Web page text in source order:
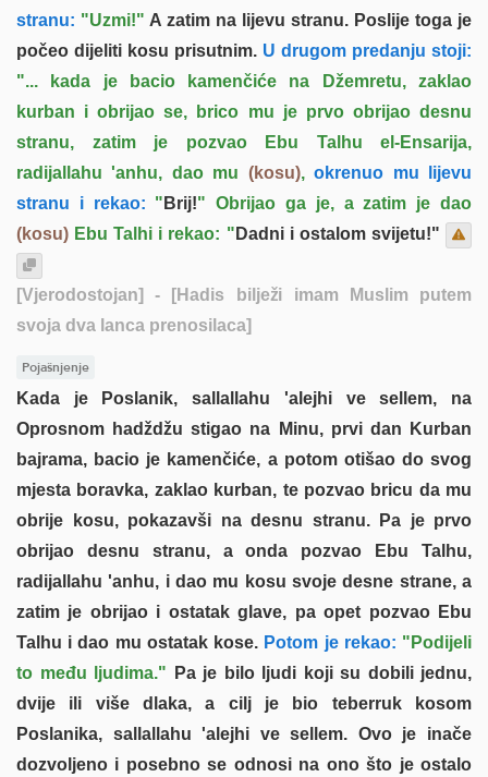
stranu: "Uzmi!" A zatim na lijevu stranu. Poslije toga je
počeo dijeliti kosu prisutnim. U drugom predanju stoji:
"... kada je bacio kamenčiće na Džemretu, zaklao
kurban i obrijao se, brico mu je prvo obrijao desnu
stranu, zatim je pozvao Ebu Talhu el-Ensarija,
radijallahu 'anhu, dao mu (kosu),okrenuo mu lijevu
stranu i rekao: " Brij!" Obrijao ga je, a zatim je dao
(kosu) Ebu Talhi i rekao: " Dadni i ostalom svijetu!"
[Vjerodostojan]
- [Hadis bilježi imam Muslim putem
svoja dva lanca prenosilaca]
Pojašnjenje
Kada je Poslanik, sallallahu 'alejhi ve sellem, na
Oprosnom hadždžu stigao na Minu, prvi dan Kurban
bajrama, bacio je kamenčiće, a potom otišao do svog
mjesta boravka, zaklao kurban, te pozvao bricu da mu
obrije kosu, pokazavši na desnu stranu. Pa je prvo
obrijao desnu stranu, a onda pozvao Ebu Talhu,
radijallahu 'anhu, i dao mu kosu svoje desne strane, a
zatim je obrijao i ostatak glave, pa opet pozvao Ebu
Talhu i dao mu ostatak kose. Potom je rekao: "Podijeli
to među ljudima." Pa je bilo ljudi koji su dobili jednu,
dvije ili više dlaka, a cilj je bio teberruk kosom
Poslanika, sallallahu 'alejhi ve sellem. Ovo je inače
dozvoljeno i posebno se odnosi na ono što je ostalo